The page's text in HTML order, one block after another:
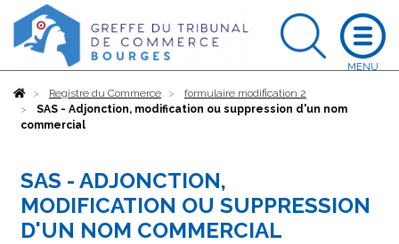
AccueilRegistre du Commerce
formulaire modification 2
SAS - Adjonction, modification ou suppression d'un nom
commercial
SAS - ADJONCTION,
MODIFICATION OU SUPPRESSION
D'UN NOM COMMERCIAL